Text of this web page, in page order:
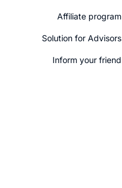
Affiliate program
Solution for Advisors
Inform your friend